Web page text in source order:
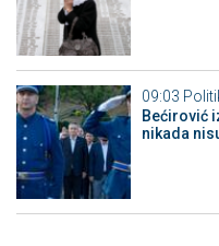
09:03
Bećirović
nikada